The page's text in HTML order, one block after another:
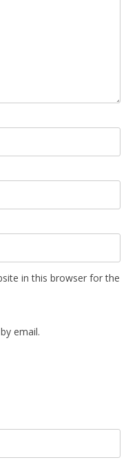
in this browser for the
email.